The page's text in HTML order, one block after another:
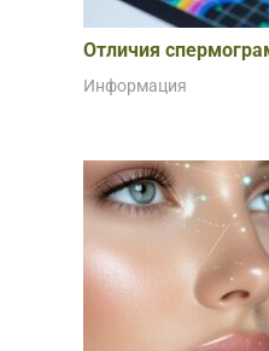
Отличия
Информация